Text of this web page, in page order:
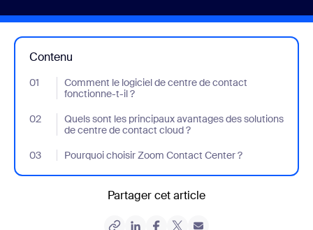
Contenu
01
Comment le logiciel de centre de contact
fonctionne-t-il ?
- Jumplink to Comment le logiciel de centre de contact
02
Quels sont les principaux avantages des solutions
de centre de contact cloud ?
- Jumplink to Quels sont les principaux avantages des
03 Pourquoi choisir Zoom Contact Center ?
- Jumplink to Pourquoi choisir Zoom Contact Center ?
Partager cet article